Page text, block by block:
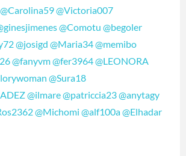
@Carolina59@Victoria007
@Comotu @begoler
@josigd @Maria34@memibo
@fanyvm@fer3964@LEONORA
@Sura18
@ilmare@patriccia23@anytagy
@Michomi @alf100a@Elhadar